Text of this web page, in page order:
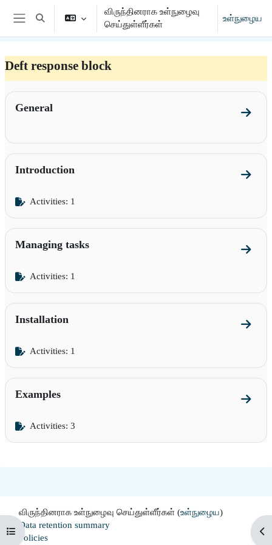
முக்கிய உள்ளடக்கத்திற்கு செல்க
Side panel
Toggle search input
விருந்தினராக உள்நுழைவு
செய்துள்ளீர்கள்
உள்நுழைய
Open course index
Deft response block
Section outline
General
Go to
Introduction
Go to
Activities: 1
Managing tasks
Go to
Activities: 1
Installation
Go to
Activities: 1
Examples
Go to
Activities: 3
விருந்தினராக உள்நுழைவு செய்துள்ளீர்கள் (உள்நுழைய)
Data retention summary
Policies